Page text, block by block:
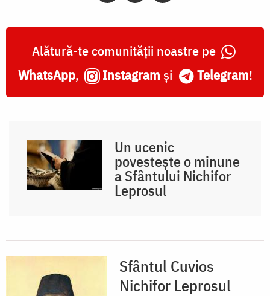
Alătură-te comunității noastre pe
WhatsApp, Instagram și Telegram!
Un ucenic
povestește o minune
a Sfântului Nichifor
Leprosul
Sfântul Cuvios
Nichifor Leprosul